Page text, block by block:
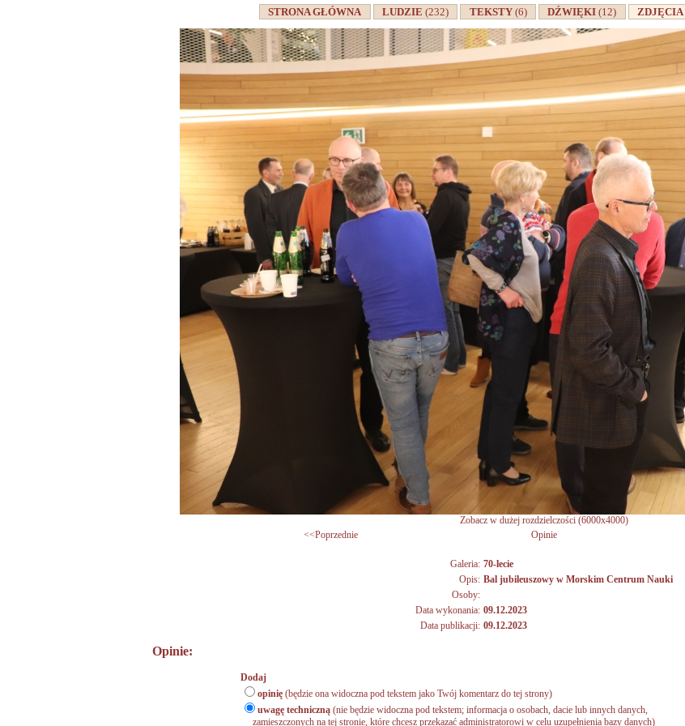
STRONA GŁÓWNA LUDZIE(232) TEKSTY (6) DŹWIĘKI(12) ZDJĘCIA
Zobacz w dużej rozdzielczości (6000x4000)
<<Poprzednie
Opinie
Galeria: 70-lecie
Opis: Bal jubileuszowy w Morskim Centrum Nauki
Osoby:
Data wykonania: 09.12.2023
Data publikacji: 09.12.2023
Opinie:
Dodaj
opinię (będzie ona widoczna pod tekstem jako Twój komentarz do tej strony)
uwagę techniczną (nie będzie widoczna pod tekstem; informacja o osobach, dacie lub innych danych,
zamieszczonych na tej stronie, które chcesz przekazać administratorowi w celu uzupełnienia bazy danych)